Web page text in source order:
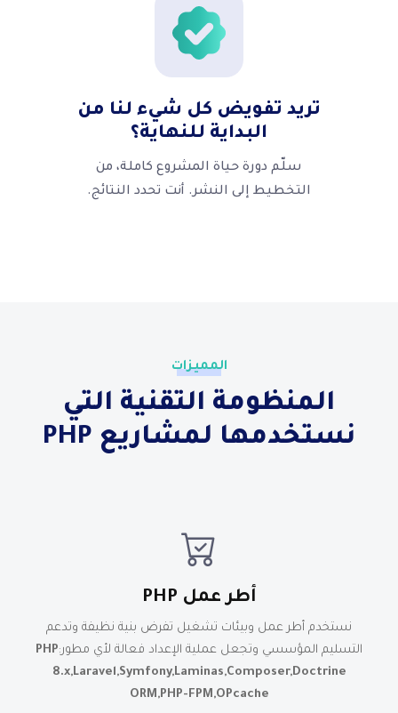
تريد تفويض كل شيء لنا من
البداية للنهاية؟
سلّم دورة حياة المشروع كاملة، من
التخطيط إلى النشر. أنت تحدد النتائج.
المميزات
المنظومة التقنية التي
نستخدمها لمشاريع PHP
أطر عمل PHP
نستخدم أطر عمل وبيئات تشغيل تفرض بنية نظيفة وتدعم
التسليم المؤسسي وتجعل عملية الإعداد فعالة لأي مطور:PHP
8.x,Laravel,Symfony,Laminas,Composer,Doctrine
ORM,PHP-FPM,OPcache